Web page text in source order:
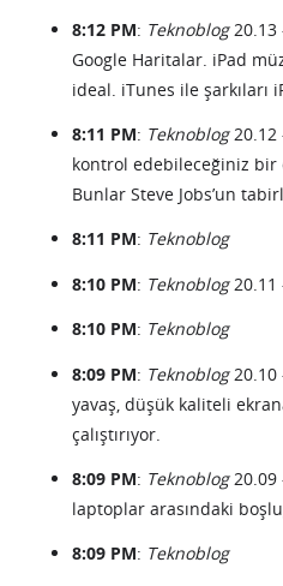
8:12 PM: Teknoblog20.13
Google Haritalar. iPad
ideal. iTunes ile şarkıları
8:11 PM: Teknoblog20.12
kontrol edebileceğiniz bir
Bunlar Steve Jobs’un
8:11 PM: Teknoblog
8:10 PM: Teknoblog20.11
8:10 PM: Teknoblog
8:09 PM: Teknoblog20.10
yavaş, düşük kaliteli
çalıştırıyor.
8:09 PM: Teknoblog20.09
laptoplar arasındaki
8:09 PM: Teknoblog